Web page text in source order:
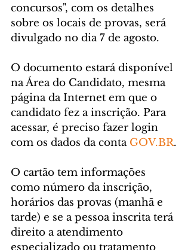
concursos", com os detalhes
sobre os locais de provas, será
divulgado no dia 7 de agosto.
O documento estará disponível
na Área do Candidato, mesma
página da Internet em que o
candidato fez a inscrição. Para
acessar, é preciso fazer login
com os dados da conta GOV.BR.
O cartão tem informações
como número da inscrição,
horários das provas (manhã e
tarde) e se a pessoa inscrita terá
direito a atendimento
especializado ou tratamento